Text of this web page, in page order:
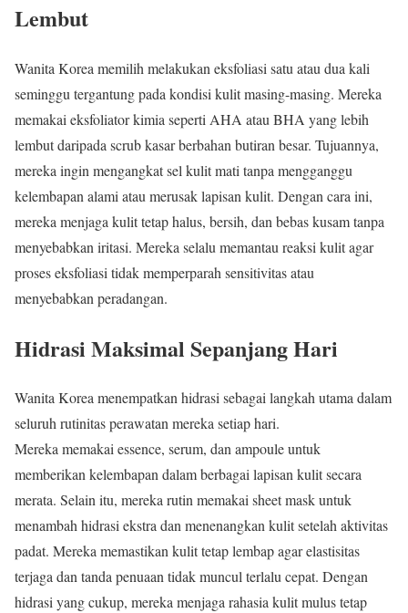
Lembut
Wanita Korea memilih melakukan eksfoliasi satu atau dua kali
seminggu tergantung pada kondisi kulit masing-masing. Mereka
memakai eksfoliator kimia seperti AHA atau BHA yang lebih
lembut daripada scrub kasar berbahan butiran besar. Tujuannya,
mereka ingin mengangkat sel kulit mati tanpa mengganggu
kelembapan alami atau merusak lapisan kulit. Dengan cara ini,
mereka menjaga kulit tetap halus, bersih, dan bebas kusam tanpa
menyebabkan iritasi. Mereka selalu memantau reaksi kulit agar
proses eksfoliasi tidak memperparah sensitivitas atau
menyebabkan peradangan.
Hidrasi Maksimal Sepanjang Hari
Wanita Korea menempatkan hidrasi sebagai langkah utama dalam
seluruh rutinitas perawatan mereka setiap hari.
Mereka memakai essence, serum, dan ampoule untuk
memberikan kelembapan dalam berbagai lapisan kulit secara
merata. Selain itu, mereka rutin memakai sheet mask untuk
menambah hidrasi ekstra dan menenangkan kulit setelah aktivitas
padat. Mereka memastikan kulit tetap lembap agar elastisitas
terjaga dan tanda penuaan tidak muncul terlalu cepat. Dengan
hidrasi yang cukup, mereka menjaga rahasia kulit mulus tetap